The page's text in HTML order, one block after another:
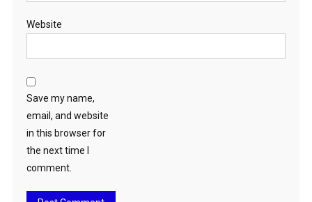
Website
Save my name,
email, and website
in this browser for
the next time I
comment.